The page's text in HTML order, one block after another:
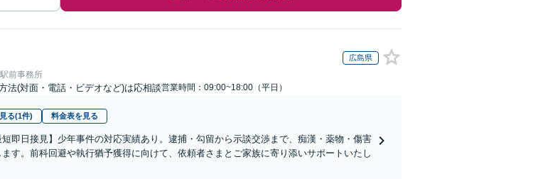
広島県
前事務所
法(対面・電話・ビデオなど)は応相談営業時間：09:00~18:00（平日）
る(1件) 料金表を見る
短即日接見】少年事件の対応実績あり。逮捕・勾留から示談交渉まで、痴漢・薬物・傷害
す。前科回避や執行猶予獲得に向けて、依頼者さまとご家族に寄り添いサポートいたし